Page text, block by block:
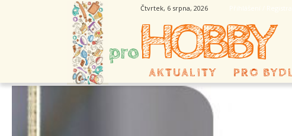
Čtvrtek, 6 srpna, 2026
proHOBBY
AKTUALITY PRO